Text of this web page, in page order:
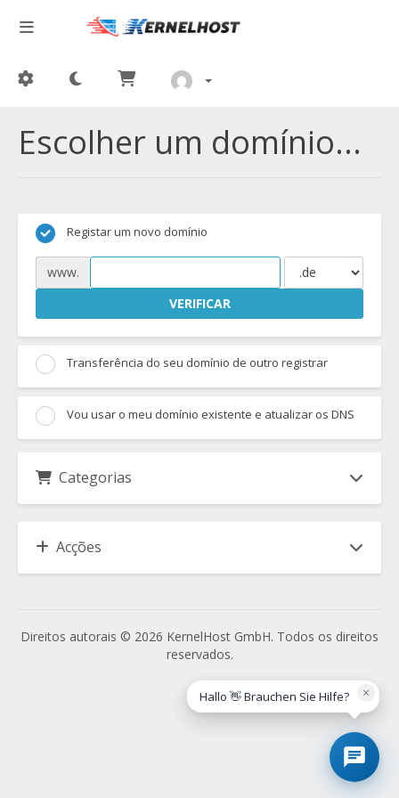
Escolher um domínio...
Registar um novo domínio
www.
VERIFICAR
Transferência do seu domínio de outro registrar
Vou usar o meu domínio existente e atualizar os DNS
Categorias
Acções
Direitos autorais © 2026 KernelHost GmbH. Todos os direitos
reservados.
×
Hallo 👋 Brauchen Sie Hilfe?